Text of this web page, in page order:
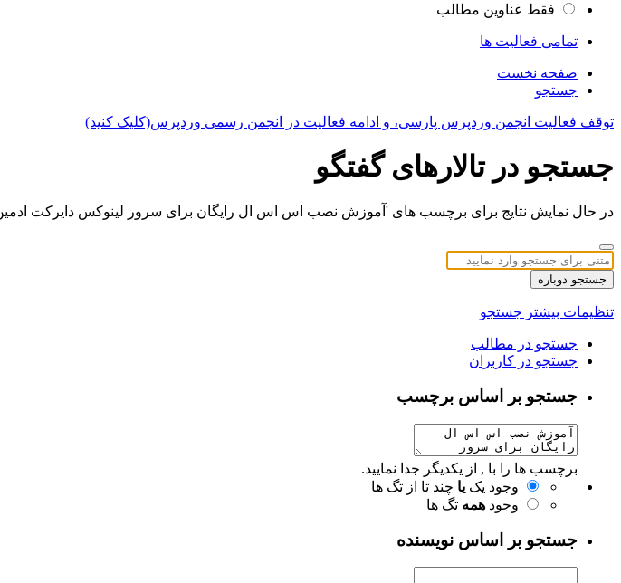
فقط عناوین مطالب
تمامی فعالیت ها
صفحه نخست
جستجو
توقف فعالیت انجمن وردپرس پارسی، و ادامه فعالیت در انجمن رسمی وردپرس(کلیک کنید)
جستجو در تالارهای گفتگو
در حال نمایش نتایج برای برچسب های 'آموزش نصب اس اس ال رایگان برای سرور لینوکس دایرکت
جستجو دوباره
تنظیمات بیشتر جستجو
جستجو در مطالب
جستجو در کاربران
جستجو بر اساس برچسب
برچسب ها را با , از یکدیگر جدا نمایید.
وجود یک یا چند تا از تگ ها
وجود همه تگ ها
جستجو بر اساس نویسنده